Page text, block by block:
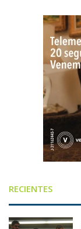
RECIENTES